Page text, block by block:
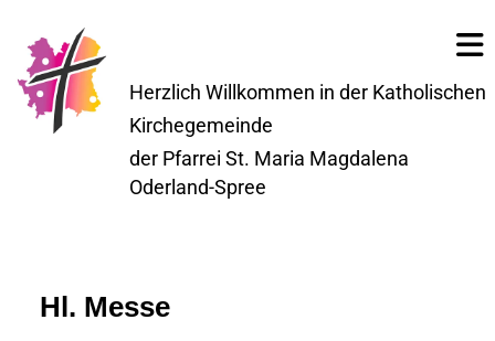
Herzlich Willkommen in der Katholischen
Kirchegemeinde
der Pfarrei St. Maria Magdalena
Oderland-Spree
Hl. Messe